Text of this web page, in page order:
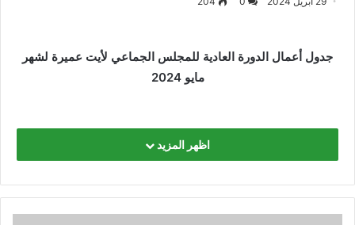
جدول أعمال الدورة العادية للمجلس الجماعي لأيت عميرة لشهر
مايو 2024
اظهر المزيد